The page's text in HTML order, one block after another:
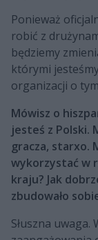
Ponieważ
robić z
będziemy
którymi
organizacji o
Mówisz o
jesteś z Polski.
gracza, starxo.
wykorzystać w
kraju? Jak
zbudowało
Słuszna